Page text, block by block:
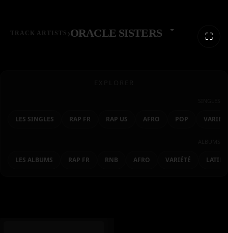
⛶
TRACK ARTISTS ›ORACLE SISTERS
LES SINGLES RAP FR RAP US AFRO POP
LES ALBUMS RAP FR RNB AFRO VARIÉTÉ